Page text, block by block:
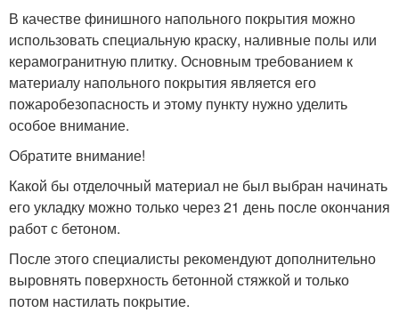
В качестве финишного напольного покрытия можно
использовать специальную краску, наливные полы или
керамогранитную плитку. Основным требованием к
материалу напольного покрытия является его
пожаробезопасность и этому пункту нужно уделить
особое внимание.
Обратите внимание!
Какой бы отделочный материал не был выбран начинать
его укладку можно только через 21 день после окончания
работ с бетоном.
После этого специалисты рекомендуют дополнительно
выровнять поверхность бетонной стяжкой и только
потом настилать покрытие.